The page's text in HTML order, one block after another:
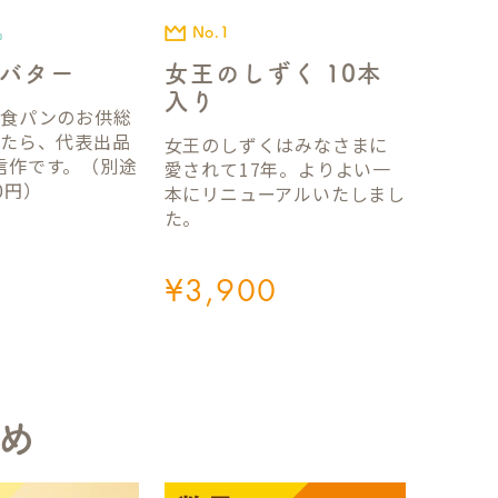
ター
パンのお供総
ら、代表出品
作です。（別途
）
女王のしずく 10本
入り
No.1
¥3,900
女王のしずくはみなさまに
愛されて17年。よりよい一
本にリニューアルいたしまし
た。